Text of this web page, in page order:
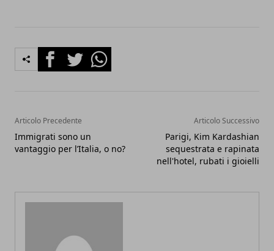
FacebookTwitterWhatsapp
Articolo Precedente
Immigrati sono un
vantaggio per l’Italia, o no?
Articolo Successivo
Parigi, Kim Kardashian
sequestrata e rapinata
nell'hotel, rubati i gioielli